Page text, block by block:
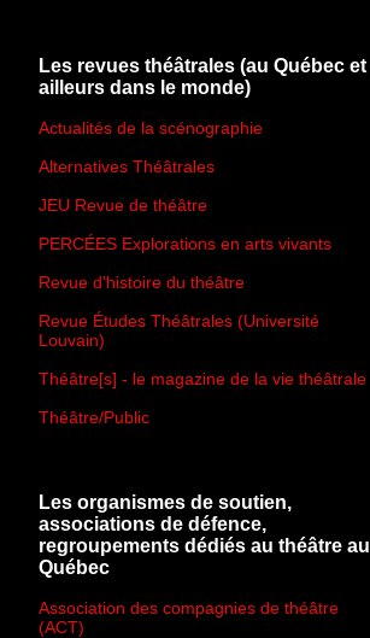
Les revues théâtrales (au Québec et
ailleurs dans le monde)
Actualités de la scénographie
Alternatives Théâtrales
JEU Revue de théâtre
PERCÉES Explorations en arts vivants
Revue d'histoire du théâtre
Revue Études Théâtrales (Université
Louvain)
Théâtre[s] - le magazine de la vie théâtrale
Théâtre/Public
Les organismes de soutien,
associations de défence,
regroupements dédiés au théâtre au
Québec
Association des compagnies de théâtre
(ACT)